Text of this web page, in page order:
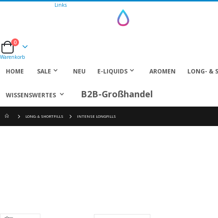
Links
Cart
0
Warenkorb
HOME SALE NEU E-LIQUIDS AROMEN LONG- &
WISSENSWERTES B2B-Großhandel
LONG- & SHORTFILLS INTENSE LONGFILLS